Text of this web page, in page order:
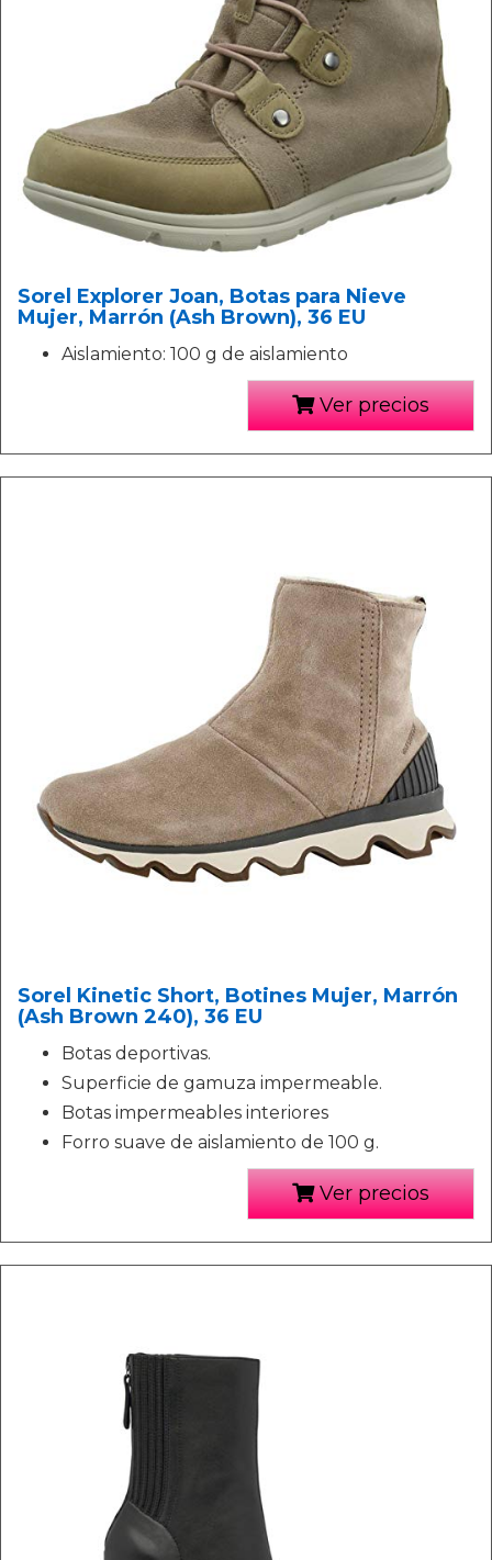
Sorel Explorer Joan, Botas para Nieve
Mujer, Marrón (Ash Brown), 36 EU
Aislamiento: 100 g de aislamiento
Ver precios
Sorel Kinetic Short, Botines Mujer, Marrón
(Ash Brown 240), 36 EU
Botas deportivas.
Superficie de gamuza impermeable.
Botas impermeables interiores
Forro suave de aislamiento de 100 g.
Ver precios